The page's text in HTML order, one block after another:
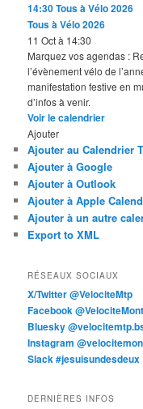
14:30Tous à Vélo 2026
Tous à Vélo 2026
11 Oct à 14:30
Marquez vos agendas :
l’évènement vélo de
manifestation festive en
d’infos à venir.
Voir le calendrier
Ajouter
Ajouter au Calendrier
Ajouter à Google
Ajouter à Outlook
Ajouter à Apple
Ajouter à un autre
Export to XML
RÉSEAUX SOCIAUX
X/Twitter @VelociteMtp
Facebook
Bluesky
Instagram
Slack #jesuisundesdeux
DERNIÈRES INFOS